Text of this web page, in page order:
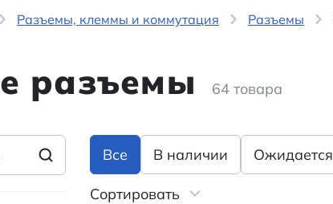
Разъемы, клеммы и коммутация Разъемы
разъемы 64 товара
Все В наличии Ожидается
Сортировать